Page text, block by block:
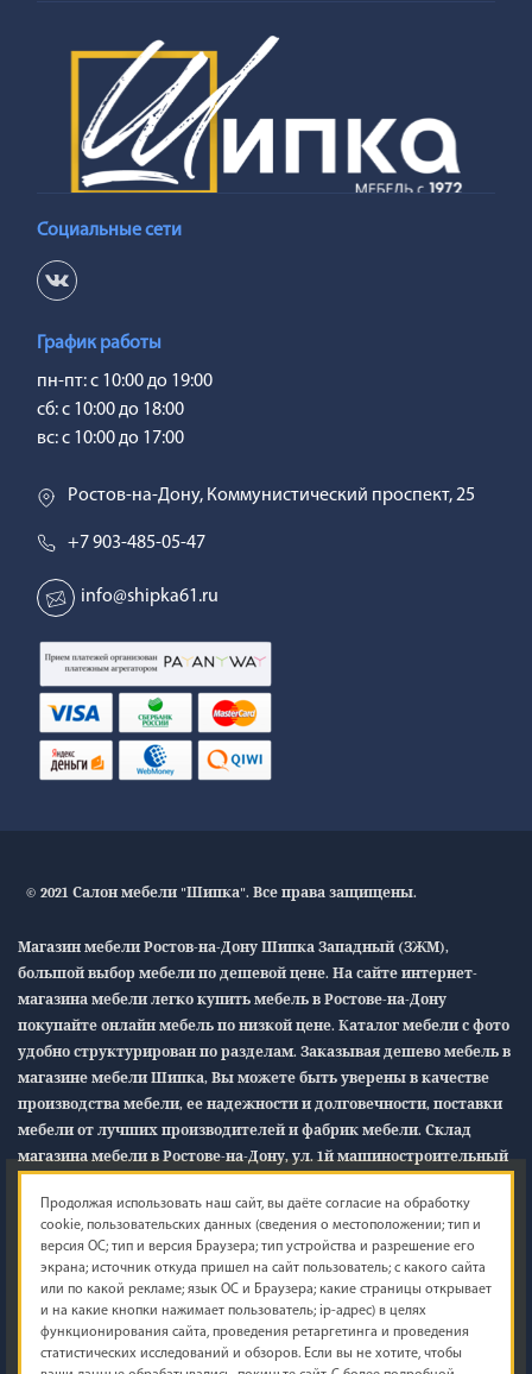
Социальные сети
График работы
пн-пт: с 10:00 до 19:00
сб: с 10:00 до 18:00
вс: с 10:00 до 17:00
Ростов-на-Дону, Коммунистический проспект, 25
+7 903-485-05-47
info@shipka61.ru
© 2021 Салон мебели "Шипка". Все права защищены.
Магазин мебели Ростов-на-Дону Шипка Западный (ЗЖМ),
большой выбор мебели по дешевой цене. На сайте интернет-
магазина мебели легко купить мебель в Ростове-на-Дону
покупайте онлайн мебель по низкой цене. Каталог мебели с фото
удобно структурирован по разделам. Заказывая дешево мебель в
магазине мебели Шипка, Вы можете быть уверены в качестве
производства мебели, ее надежности и долговечности, поставки
мебели от лучших производителей и фабрик мебели. Склад
магазина мебели в Ростове-на-Дону, ул. 1й машиностроительный
Обращаем ваше внимание на то, что данный интернет-сайт
носит исключительно информационный характер и ни при
каких условиях не является публичной офертой, определяемой
положениями Статьи 437 (2) Гражданского кодекса Российской
Федерации. Для получения подробной информации о наличии и
точной стоимости указанных товаров и (или) услуг, пожалуйста,
Продолжая использовать наш сайт, вы даёте согласие на обработку
cookie, пользовательских данных (сведения о местоположении; тип и
версия ОС; тип и версия Браузера; тип устройства и разрешение его
экрана; источник откуда пришел на сайт пользователь; с какого сайта
или по какой рекламе; язык ОС и Браузера; какие страницы открывает
и на какие кнопки нажимает пользователь; ip-адрес) в целях
функционирования сайта, проведения ретаргетинга и проведения
статистических исследований и обзоров. Если вы не хотите, чтобы